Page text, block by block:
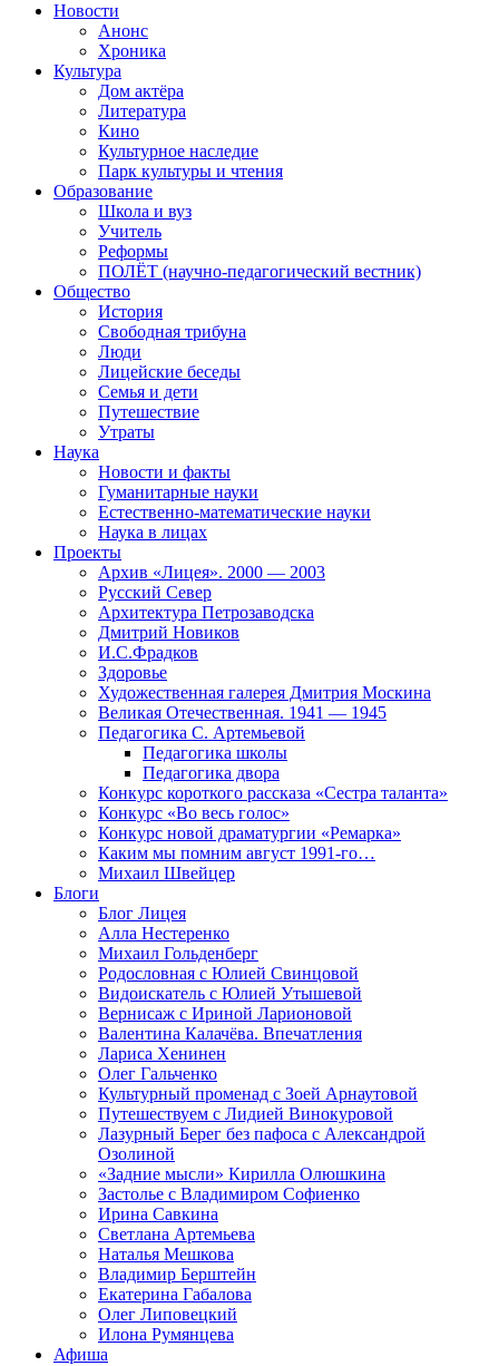
Новости
Анонс
Хроника
Культура
Дом актёра
Литература
Кино
Культурное наследие
Парк культуры и чтения
Образование
Школа и вуз
Учитель
Реформы
ПОЛЁТ (научно-педагогический вестник)
Общество
История
Свободная трибуна
Люди
Лицейские беседы
Семья и дети
Путешествие
Утраты
Наука
Новости и факты
Гуманитарные науки
Естественно-математические науки
Наука в лицах
Проекты
Архив «Лицея». 2000 — 2003
Русский Север
Архитектура Петрозаводска
Дмитрий Новиков
И.С.Фрадков
Здоровье
Художественная галерея Дмитрия Москина
Великая Отечественная. 1941 — 1945
Педагогика С. Артемьевой
Педагогика школы
Педагогика двора
Конкурс короткого рассказа «Сестра таланта»
Конкурс «Во весь голос»
Конкурс новой драматургии «Ремарка»
Каким мы помним август 1991-го…
Михаил Швейцер
Блоги
Блог Лицея
Алла Нестеренко
Михаил Гольденберг
Родословная с Юлией Свинцовой
Видоискатель с Юлией Утышевой
Вернисаж с Ириной Ларионовой
Валентина Калачёва. Впечатления
Лариса Хенинен
Олег Гальченко
Культурный променад с Зоей Арнаутовой
Путешествуем с Лидией Винокуровой
Лазурный Берег без пафоса с Александрой
Озолиной
«Задние мысли» Кирилла Олюшкина
Застолье с Владимиром Софиенко
Ирина Савкина
Светлана Артемьева
Наталья Мешкова
Владимир Берштейн
Екатерина Габалова
Олег Липовецкий
Илона Румянцева
Афиша